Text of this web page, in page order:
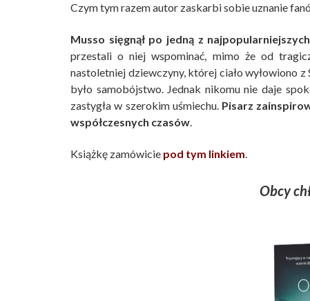
Czym tym razem autor zaskarbi sobie uznanie
Musso sięgnął po jedną z
przestali o niej wspominać, mimo że od
nastoletniej dziewczyny, której ciało wyłowiono
było samobójstwo. Jednak nikomu nie daje
zastygła w szerokim uśmiechu. Pisarz
współczesnych czasów.
Książkę zamówicie pod tym linkiem.
Obcy